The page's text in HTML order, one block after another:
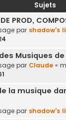
Sujets
PROD,
par shadow's
Musiques de
par Claude «
la musique
par shadow's